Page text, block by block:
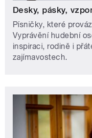
Desky, pásky,
Písničky, které
Vyprávění hudební
inspiraci, rodině i
zajímavostech.